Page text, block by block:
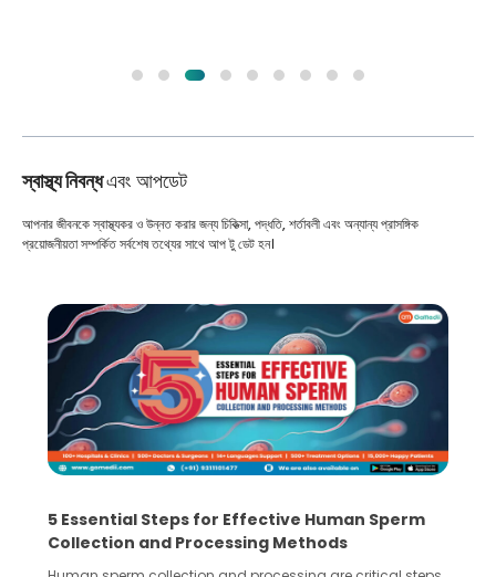
স্বাস্থ্য নিবন্ধএবং আপডেট
আপনার জীবনকে স্বাস্থ্যকর ও উন্নত করার জন্য চিকিত্সা, পদ্ধতি, শর্তাবলী এবং অন্যান্য প্রাসঙ্গিক
প্রয়োজনীয়তা সম্পর্কিত সর্বশেষ তথ্যের সাথে আপ টু ডেট হন।
5 Essential Steps for Effective Human Sperm
Collection and Processing Methods